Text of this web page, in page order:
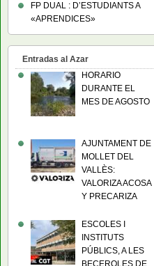
FP DUAL : D’ESTUDIANTS A
«APRENDICES»
Entradas al Azar
HORARIO
DURANTE EL
MES DE AGOSTO
AJUNTAMENT DE
MOLLET DEL
VALLÈS:
VALORIZA ACOSA
Y PRECARIZA
ESCOLES I
INSTITUTS
PÚBLICS, A LES
BECEROLES DE